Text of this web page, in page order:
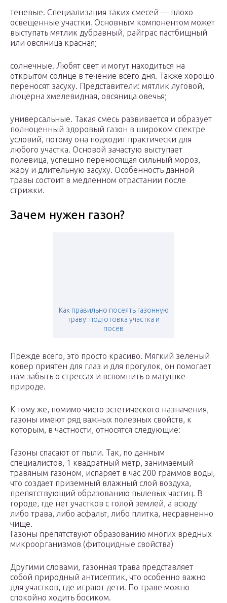
теневые. Специализация таких смесей — плохо
освещенные участки. Основным компонентом может
выступать мятлик дубравный, райграс пастбищный
или овсяница красная;
солнечные. Любят свет и могут находиться на
открытом солнце в течение всего дня. Также хорошо
переносят засуху. Представители: мятлик луговой,
люцерна хмелевидная, овсяница овечья;
универсальные. Такая смесь развивается и образует
полноценный здоровый газон в широком спектре
условий, потому она подходит практически для
любого участка. Основой зачастую выступает
полевица, успешно переносящая сильный мороз,
жару и длительную засуху. Особенность данной
травы состоит в медленном отрастании после
стрижки.
Зачем нужен газон?
Как правильно посеять газонную
траву: подготовка участка и
посев
Прежде всего, это просто красиво. Мягкий зеленый
ковер приятен для глаз и для прогулок, он помогает
нам забыть о стрессах и вспомнить о матушке-
природе.
К тому же, помимо чисто эстетического назначения,
газоны имеют ряд важных полезных свойств, к
которым, в частности, относятся следующие:
Газоны спасают от пыли. Так, по данным
специалистов, 1 квадратный метр, занимаемый
травяным газоном, испаряет в час 200 граммов воды,
что создает приземный влажный слой воздуха,
препятствующий образованию пылевых частиц. В
городе, где нет участков с голой землей, а всюду
либо трава, либо асфальт, либо плитка, несравненно
чище.
Газоны препятствуют образованию многих вредных
микроорганизмов (фитоцидные свойства)
Другими словами, газонная трава представляет
собой природный антисептик, что особенно важно
для участков, где играют дети. По траве можно
спокойно ходить босиком.